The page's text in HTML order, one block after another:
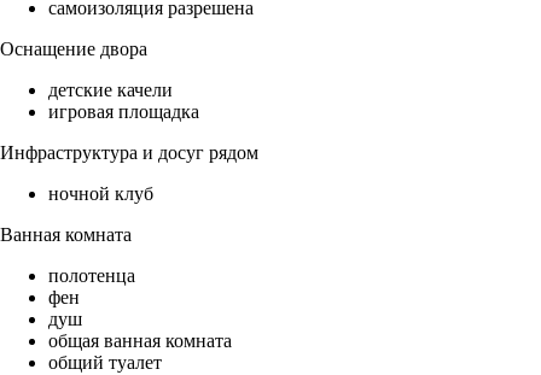
самоизоляция разрешена
Оснащение двора
детские качели
игровая площадка
Инфраструктура и досуг рядом
ночной клуб
Ванная комната
полотенца
фен
душ
общая ванная комната
общий туалет